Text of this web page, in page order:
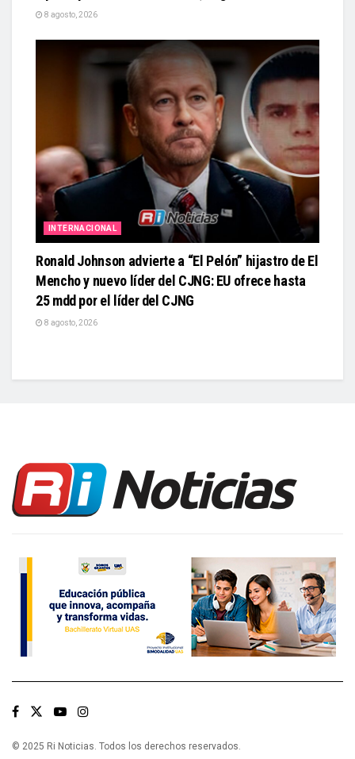
8 agosto, 2026
INTERNACIONAL
Ronald Johnson advierte a “El Pelón” hijastro de El
Mencho y nuevo líder del CJNG: EU ofrece hasta
25 mdd por el líder del CJNG
8 agosto, 2026
© 2025 Ri Noticias. Todos los derechos reservados.